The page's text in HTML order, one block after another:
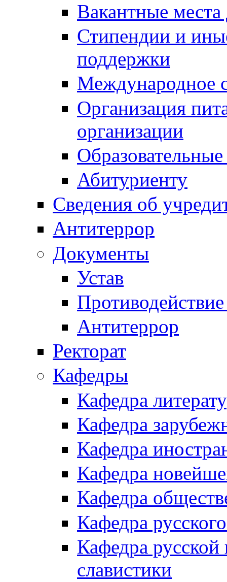
Вакантные
Стипендии и
поддержки
Международное
Организация
организации
Абитуриенту
Сведения об
Антитеррор
Документы
Устав
Антитеррор
Ректорат
Кафедры
Кафедра
Кафедра
Кафедра
Кафедра
Кафедра
Кафедра
Кафедра русской
славистики